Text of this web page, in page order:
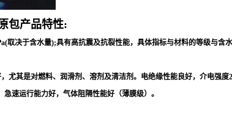
包产品特性:
取决于含水量);具有高抗震及抗裂性能，具体指标与材料的等级与
尤其是对燃料、润滑剂、溶剂及清洁剂。电绝缘性能良好，介电强
速运行能力好，气体阻隔性能好（薄膜级）。